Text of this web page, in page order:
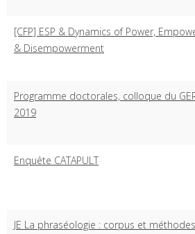
[CFP] ESP & Dynamics of Power,
& Disempowerment
Programme doctorales, colloque du
2019
Enquête CATAPULT
JE La phraséologie : corpus et